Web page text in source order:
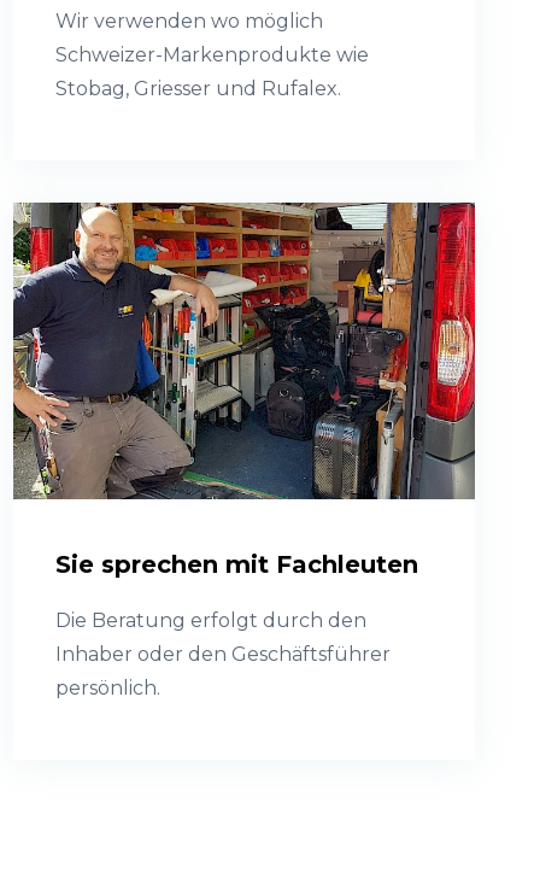
Wir verwenden wo möglich
Schweizer-Markenprodukte wie
Stobag, Griesser und Rufalex.
Sie sprechen mit Fachleuten
Die Beratung erfolgt durch den
Inhaber oder den Geschäftsführer
persönlich.